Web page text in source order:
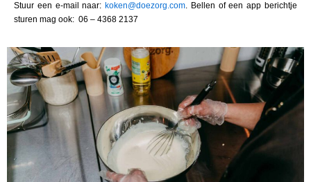
Stuur een e-mail naar: koken@doezorg.com. Bellen of een app berichtje
sturen mag ook: 06 – 4368 2137